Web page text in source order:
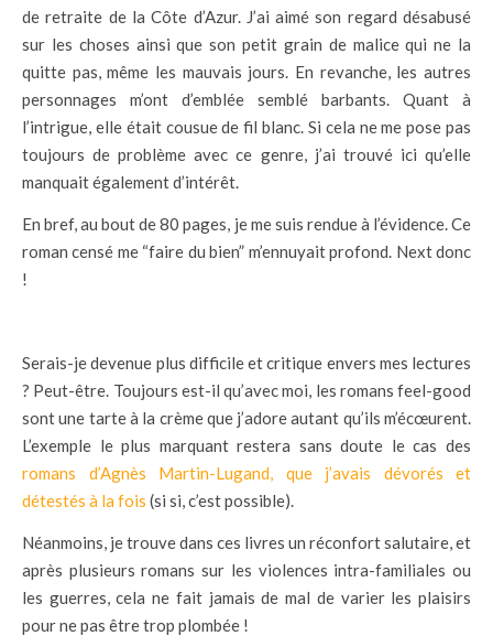
de retraite de la Côte d’Azur. J’ai aimé son regard désabusé
sur les choses ainsi que son petit grain de malice qui ne la
quitte pas, même les mauvais jours. En revanche, les autres
personnages m’ont d’emblée semblé barbants. Quant à
l’intrigue, elle était cousue de fil blanc. Si cela ne me pose pas
toujours de problème avec ce genre, j’ai trouvé ici qu’elle
manquait également d’intérêt.
En bref, au bout de 80 pages, je me suis rendue à l’évidence. Ce
roman censé me “faire du bien” m’ennuyait profond. Next donc
!
Serais-je devenue plus difficile et critique envers mes lectures
? Peut-être. Toujours est-il qu’avec moi, les romans feel-good
sont une tarte à la crème que j’adore autant qu’ils m’écœurent.
L’exemple le plus marquant restera sans doute le cas des
romans d’Agnès Martin-Lugand, que j’avais dévorés et
détestés à la fois (si si, c’est possible).
Néanmoins, je trouve dans ces livres un réconfort salutaire, et
après plusieurs romans sur les violences intra-familiales ou
les guerres, cela ne fait jamais de mal de varier les plaisirs
pour ne pas être trop plombée !